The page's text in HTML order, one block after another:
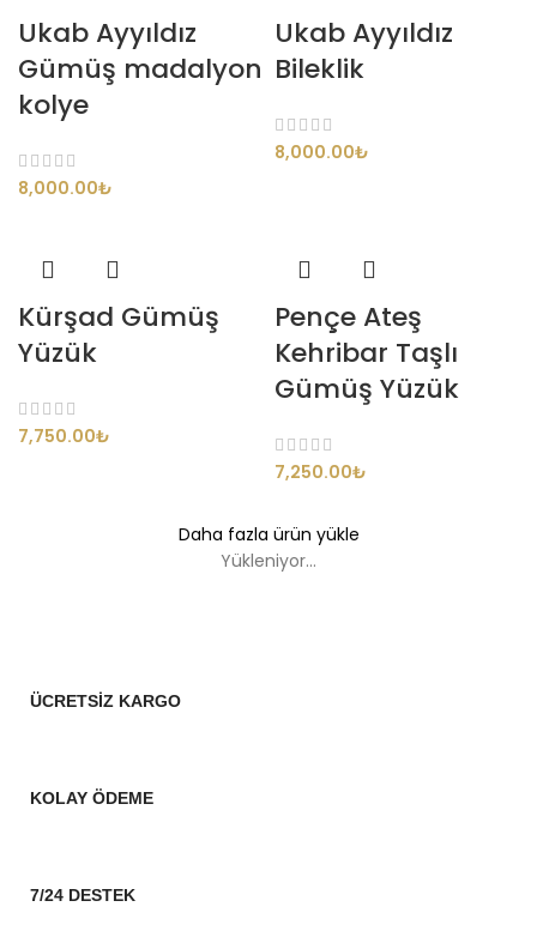
Ukab Ayyıldız
Gümüş madalyon
kolye
8,000.00₺
Ukab Ayyıldız
Bileklik
8,000.00₺
Kürşad Gümüş
Yüzük
7,750.00₺
Pençe Ateş
Kehribar Taşlı
Gümüş Yüzük
7,250.00₺
Daha fazla ürün yükle
Yükleniyor...
ÜCRETSİZ KARGO
KOLAY ÖDEME
7/24 DESTEK